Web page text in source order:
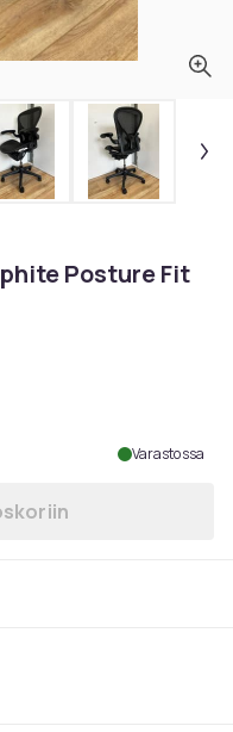
Posture Fit
Varastossa
Herman Miller Aeron